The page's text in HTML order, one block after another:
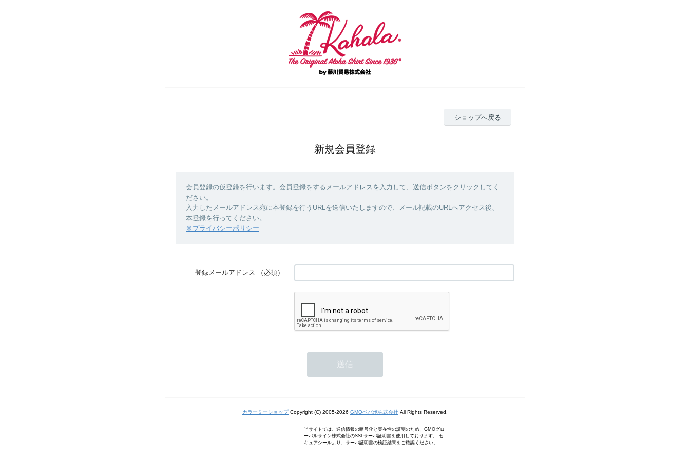
ショップへ戻る
新規会員登録
会員登録の仮登録を行います。会員登録をするメールアドレスを入力して、送信ボタンをクリックしてく
ださい。
入力したメールアドレス宛に本登録を行うURLを送信いたしますので、メール記載のURLへアクセス後、
本登録を行ってください。
※プライバシーポリシー
登録メールアドレス （必須）
カラーミーショップCopyright (C) 2005-2026 GMOペパボ株式会社 All Rights Reserved.
当サイトでは、通信情報の暗号化と実在性の証明のため、GMOグロ
ーバルサイン株式会社のSSLサーバ証明書を使用しております。 セ
キュアシールより、サーバ証明書の検証結果をご確認ください。